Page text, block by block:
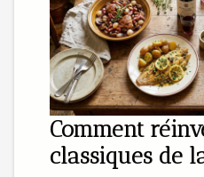
Comment
classiques de